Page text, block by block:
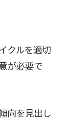
クルを適切
が必要で
向を見出し